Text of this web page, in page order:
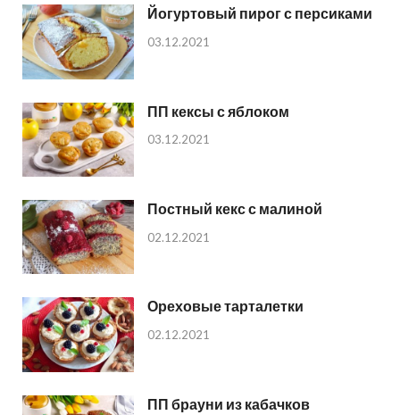
Йогуртовый пирог с персиками
03.12.2021
ПП кексы с яблоком
03.12.2021
Постный кекс с малиной
02.12.2021
Ореховые тарталетки
02.12.2021
ПП брауни из кабачков